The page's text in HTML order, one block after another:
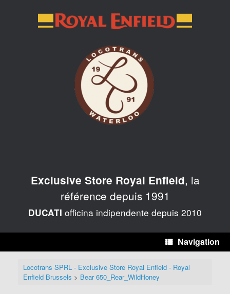
Exclusive Store Royal Enfield, la
référence depuis 1991
DUCATI officina indipendente depuis 2010
Navigation
Locotrans SPRL - Exclusive Store Royal Enfield - Royal
Enfield Brussels > Bear 650_Rear_WildHoney